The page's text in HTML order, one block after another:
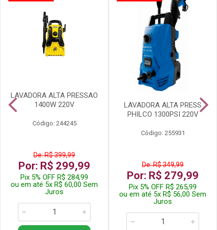
LAVADORA ALTA PRESSAO
1400W 220V
Código: 244245
De: R$ 399,99
Por: R$ 299,99
Pix 5% OFF R$ 284,99
ou em até 5x R$ 60,00 Sem
Juros
LAVADORA ALTA PRESS
PHILCO 1300PSI 220V
Código: 255931
De: R$ 349,99
Por: R$ 279,99
Pix 5% OFF R$ 265,99
ou em até 5x R$ 56,00 Sem
Juros